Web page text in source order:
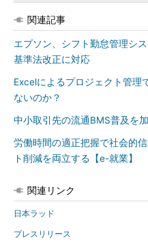
関連記事
エプソン、シフト勤怠管理シ
基準法改正に対応
Excelによるプロジェクト管理
ないのか？
中小取引先の流通BMS普及を
労働時間の適正把握で社会的
ト削減を両立する【e-就業】
関連リンク
日本ラッド
プレスリリース